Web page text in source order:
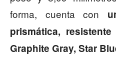
forma, cuenta con
prismática,
Graphite Gray, Star